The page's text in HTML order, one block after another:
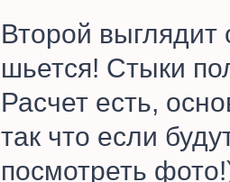
Второй выглядит
шьется! Стыки
Расчет есть,
так что если
посмотреть